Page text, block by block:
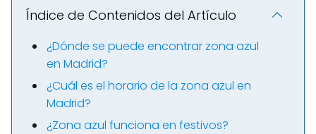
Índice de Contenidos del Artículo
¿Dónde se puede encontrar zona azul
en Madrid?
¿Cuál es el horario de la zona azul en
Madrid?
¿Zona azul funciona en festivos?